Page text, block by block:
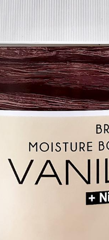
Ukuran Paket: 13 x 13 x 14 CM
Kode SKU:
DEV-BODY-SCRUB-VANILLIE-1-
Garansi puas 15 hari uang
PRODUK READY STOCK
Kenapa pilih DEVITI?
- Rangkaian hair care & body
rambut hingga kaki.
- Berpengalaman >10 tahun,
- Bahan alami pilihan, sudah